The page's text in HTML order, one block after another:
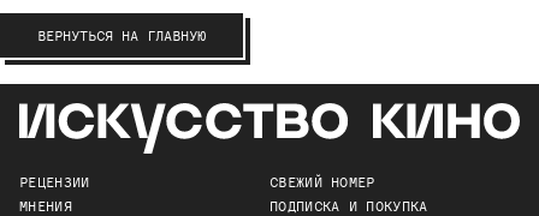
ВЕРНУТЬСЯ НА ГЛАВНУЮ
РЕЦЕНЗИИ
МНЕНИЯ
СВЕЖИЙ НОМЕР
ПОДПИСКА И ПОКУПКА